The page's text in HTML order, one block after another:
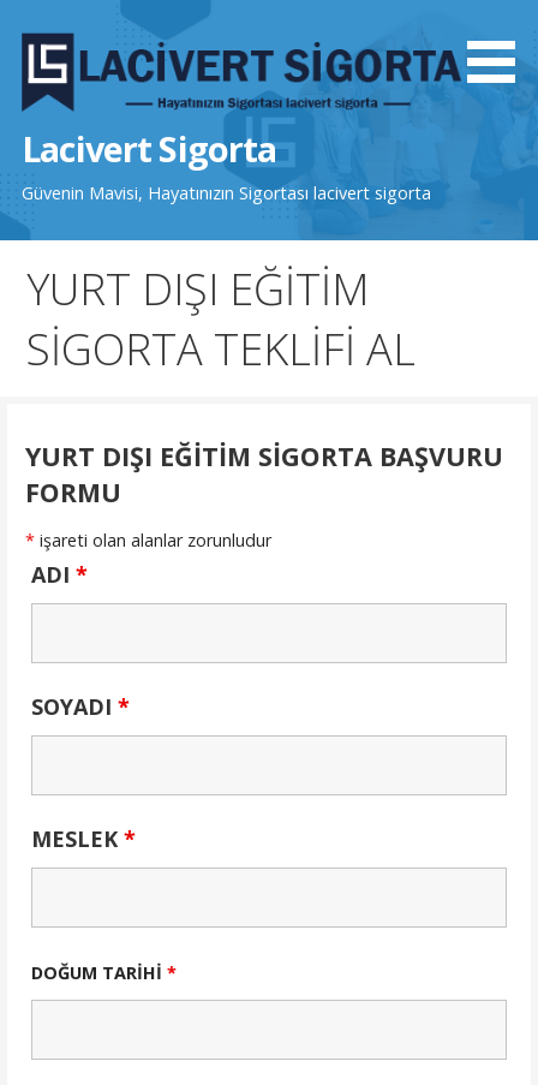
atla
Lacivert Sigorta
Güvenin Mavisi, Hayatınızın Sigortası lacivert sigorta
YURT DIŞI EĞİTİM
SİGORTA TEKLİFİ AL
YURT DIŞI EĞİTİM SİGORTA BAŞVURU
FORMU
*işareti olan alanlar zorunludur
ADI *
SOYADI *
MESLEK *
DOĞUM TARİHİ *